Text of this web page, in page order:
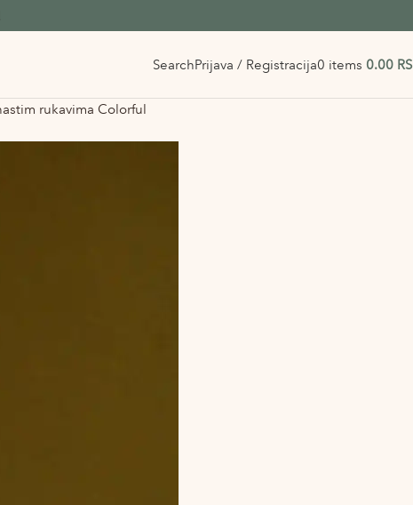
SearchPrijava / Registracija0 items 0.00
rukavima Colorful